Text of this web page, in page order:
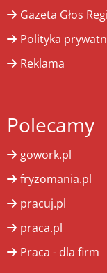
Gazeta Głos
Polityka
Reklama
Polecamy
gowork.pl
fryzomania.pl
pracuj.pl
praca.pl
Praca - dla firm